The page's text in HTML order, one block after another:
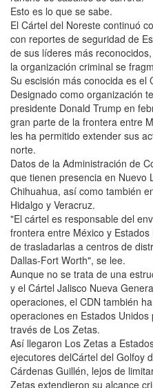
Esto es lo que se sabe.
El Cártel del Noreste continuó
con reportes de seguridad de
de sus líderes más
la organización criminal se
Su escisión más conocida es el
Designado como organización
presidente Donald Trump en
gran parte de la frontera entre
les ha permitido extender sus
norte.
Datos de la Administración de
que tienen presencia en Nuevo
Chihuahua, así como también
Hidalgo y Veracruz.
"El cártel es responsable del
frontera entre México y
de trasladarlas a centros de
Dallas-Fort Worth", se lee.
Aunque no se trata de una
y el Cártel Jalisco Nueva
operaciones, el CDN también
operaciones en Estados
través de Los Zetas.
Así llegaron Los Zetas a
ejecutores delCártel del Golfoy
Cárdenas Guillén, lejos de
Zetas extendieron su alcance